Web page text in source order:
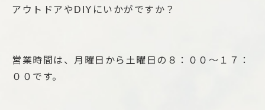
アウトドアやDIYにいかがですか？
営業時間は、月曜日から土曜日の８：００～１７：
００です。